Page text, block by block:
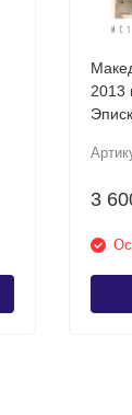
2013
3